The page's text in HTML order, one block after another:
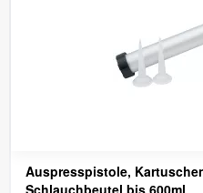
Auspresspistole,
Schlauchbeutel bis 600ml